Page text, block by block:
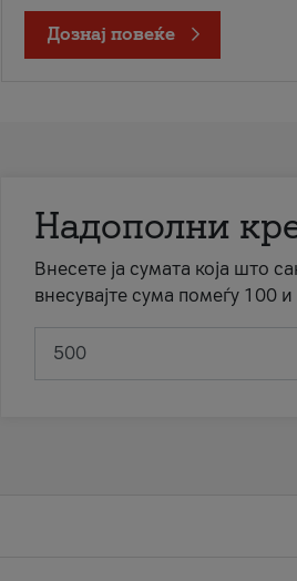
Дознај повеќе
Надополни
Внесете ја сумата која што
внесувајте сума помеѓу 100